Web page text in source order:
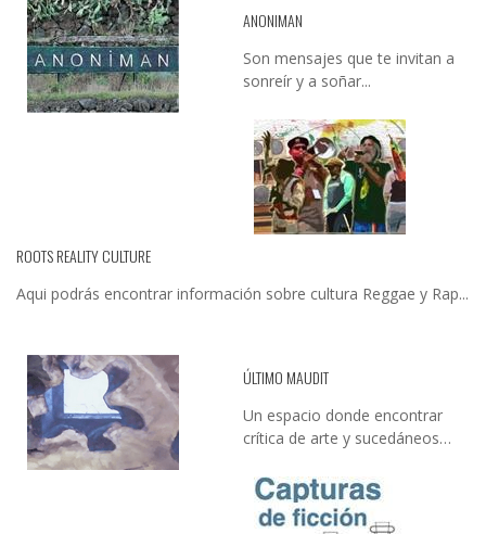
ANONIMAN
Son mensajes que te invitan a
sonreír y a soñar...
ROOTS REALITY CULTURE
Aqui podrás encontrar información sobre cultura Reggae y Rap...
ÚLTIMO MAUDIT
Un espacio donde encontrar
crítica de arte y sucedáneos…